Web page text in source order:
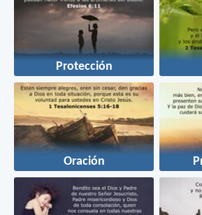
Protección
Oración